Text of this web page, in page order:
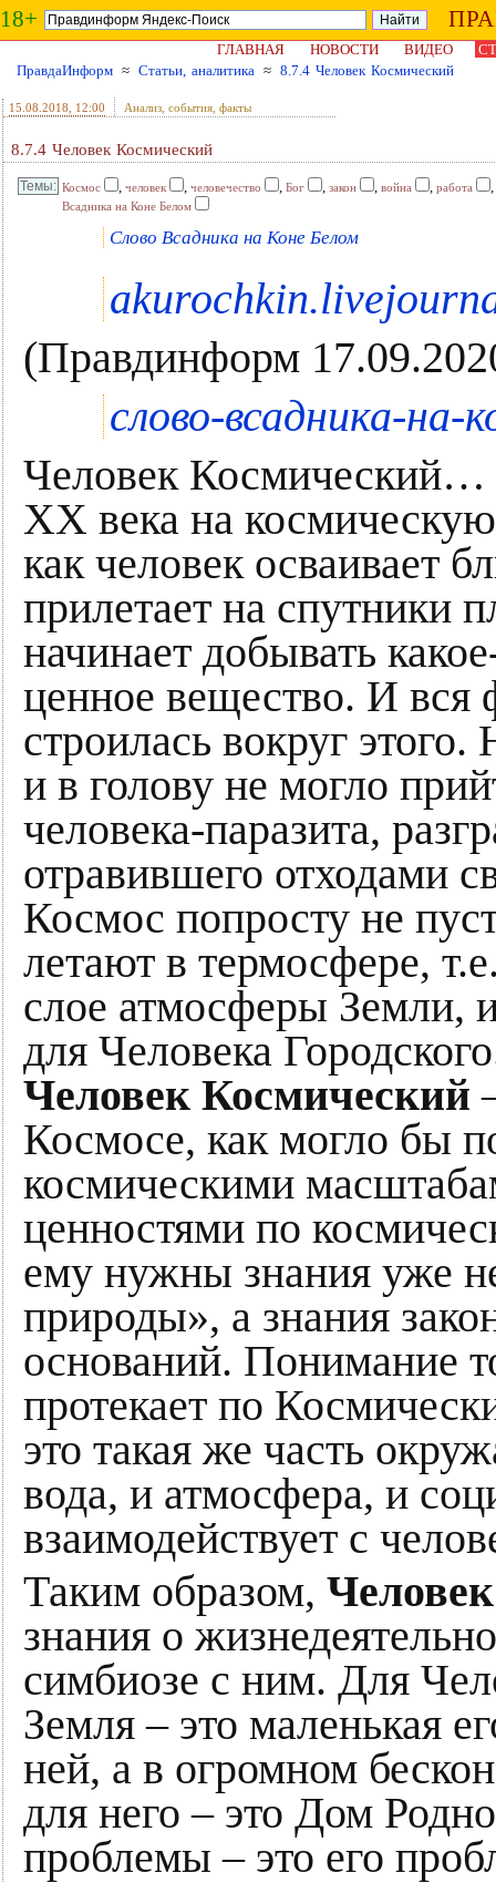
18+
ГЛАВНАЯ НОВОСТИ ВИДЕО
ПравдаИнформ ≈ Статьи, аналитика ≈ 8.7.4 Человек Космический
15.08.2018 , 12:00 Анализ, события, факты
8.7.4 Человек Космический
Космос , человек , человечество , Бог , закон , война , работа ,
Всадника на Коне Белом
Слово Всадника на Коне Белом
(Правдинформ
слово-всадника-на-
Человек Космический…
XX века на
как человек осваивает
прилетает на спутники
начинает добывать
ценное вещество. И вся
строилась вокруг
и в голову не могло
человека-паразита,
отравившего отходами
Космос попросту не
летают в термосфере,
слое атмосферы Земли,
для Человека
Человек Космический
Космосе, как могло бы
космическими
ценностями по
ему нужны знания уже
природы», а знания
оснований. Понимание
протекает по
это такая же часть
вода, и атмосфера, и
взаимодействует с
Таким образом,
знания о
симбиозе с ним. Для
Земля – это маленькая
ней, а в огромном
для него – это Дом
проблемы – это его